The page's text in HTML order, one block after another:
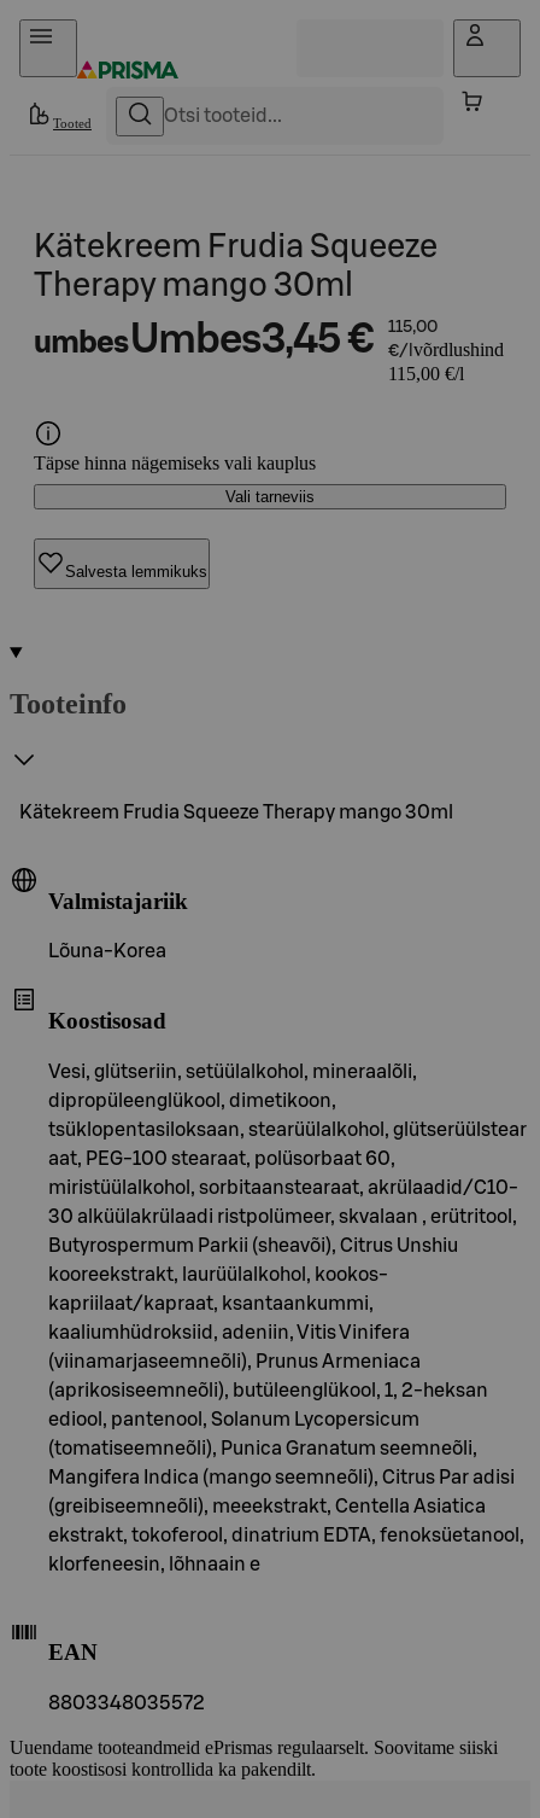
Otse sisu juurde
Tooted
Kätekreem Frudia Squeeze
Therapy mango 30ml
umbesUmbes3,45 €
115,00
€/l võrdlushind
115,00 €/l
Täpse hinna nägemiseks vali kauplus
Vali tarneviis
Salvesta lemmikuks
Tooteinfo
Kätekreem Frudia Squeeze Therapy mango 30ml
Valmistajariik
Lõuna-Korea
Koostisosad
Vesi, glütseriin, setüülalkohol, mineraalõli,
dipropüleenglükool, dimetikoon,
tsüklopentasiloksaan, stearüülalkohol, glütserüülstear
aat, PEG-100 stearaat, polüsorbaat 60,
miristüülalkohol, sorbitaanstearaat, akrülaadid/C10-
30 alküülakrülaadi ristpolümeer, skvalaan , erütritool,
Butyrospermum Parkii (sheavõi), Citrus Unshiu
kooreekstrakt, laurüülalkohol, kookos-
kapriilaat/kapraat, ksantaankummi,
kaaliumhüdroksiid, adeniin, Vitis Vinifera
(viinamarjaseemneõli), Prunus Armeniaca
(aprikosiseemneõli), butüleenglükool, 1, 2-heksan
ediool, pantenool, Solanum Lycopersicum
(tomatiseemneõli), Punica Granatum seemneõli,
Mangifera Indica (mango seemneõli), Citrus Par adisi
(greibiseemneõli), meeekstrakt, Centella Asiatica
ekstrakt, tokoferool, dinatrium EDTA, fenoksüetanool,
klorfeneesin, lõhnaain e
EAN
8803348035572
Uuendame tooteandmeid ePrismas regulaarselt. Soovitame siiski
toote koostisosi kontrollida ka pakendilt.